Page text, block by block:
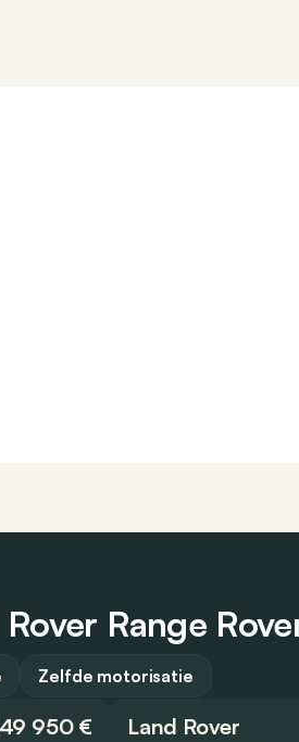
Range
Zelfde motorisatie
950 €
Land Rover